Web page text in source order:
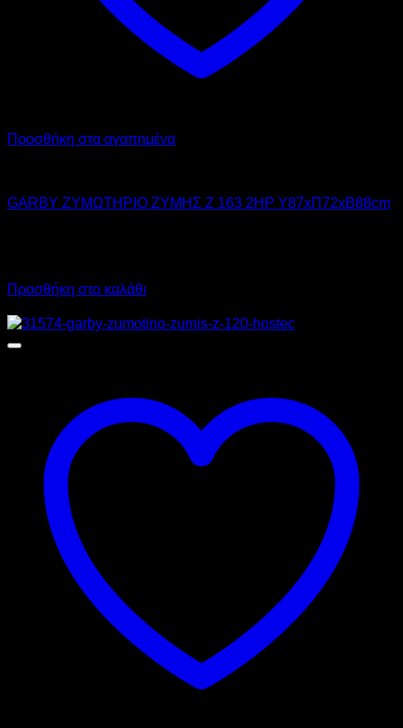
Προσθήκη στα αγαπημένα
GARBY ΖΥΜΩΤΗΡΙΟ ΖΥΜΗΣ Z 163 2HP Υ87xΠ72xΒ88cm
Προσθήκη στο καλάθι